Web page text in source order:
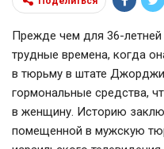
Прежде чем для 36-
трудные времена, когда
в тюрьму в штате
гормональные средства,
в женщину. Историю
помещенной в мужскую